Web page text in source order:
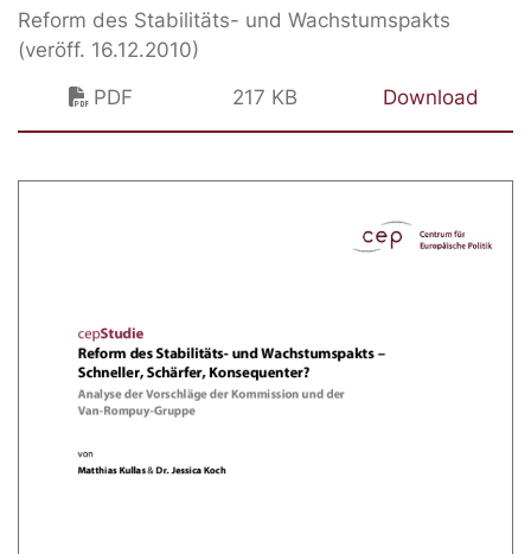
Reform des Stabilitäts- und Wachstumspakts
(veröff. 16.12.2010)
PDF
217 KB Download